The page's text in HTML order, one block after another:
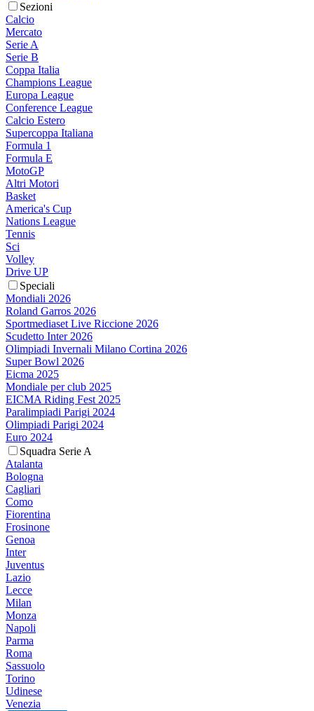
Sezioni
Calcio
Mercato
Serie A
Serie B
Coppa Italia
Champions League
Europa League
Conference League
Calcio Estero
Supercoppa Italiana
Formula 1
Formula E
MotoGP
Altri Motori
Basket
America's Cup
Nations League
Tennis
Sci
Volley
Drive UP
Speciali
Mondiali 2026
Roland Garros 2026
Sportmediaset Live Riccione 2026
Scudetto Inter 2026
Olimpiadi Invernali Milano Cortina 2026
Super Bowl 2026
Eicma 2025
Mondiale per club 2025
EICMA Riding Fest 2025
Paralimpiadi Parigi 2024
Olimpiadi Parigi 2024
Euro 2024
Squadra Serie A
Atalanta
Bologna
Cagliari
Como
Fiorentina
Frosinone
Genoa
Inter
Juventus
Lazio
Lecce
Milan
Monza
Napoli
Parma
Roma
Sassuolo
Torino
Udinese
Venezia